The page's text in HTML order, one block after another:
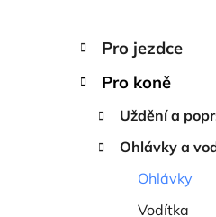
P
s
Přeskočit
kategorie
K
a
Pro jezdce
Pro koně
Uždění a
Ohlávky a
Ohlávky
Vodítka